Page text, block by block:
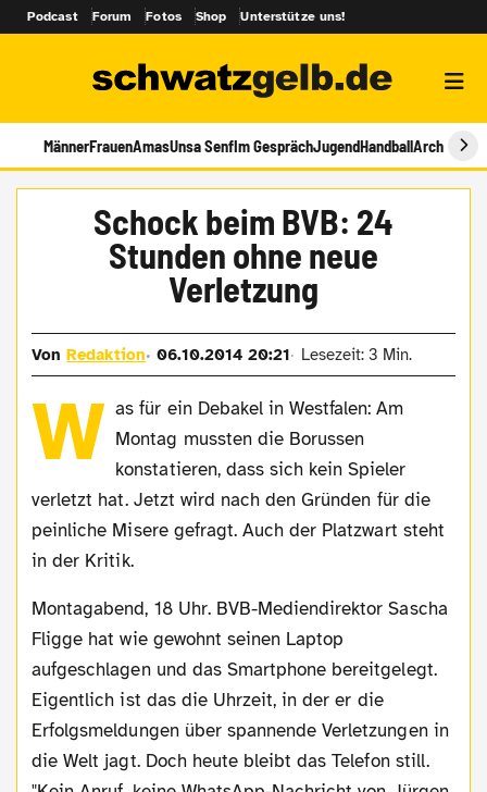
Podcast Forum Fotos Shop Unterstütze uns!
MännerFrauenAmasUnsa SenfIm GesprächJugendHandballArchiv
Schock beim BVB: 24
Stunden ohne neue
Verletzung
VonRedaktion 06.10.2014 20:21 Lesezeit: 3 Min.
W as für ein Debakel in Westfalen: Am
Montag mussten die Borussen
konstatieren, dass sich kein Spieler
verletzt hat. Jetzt wird nach den Gründen für die
peinliche Misere gefragt. Auch der Platzwart steht
in der Kritik.
Montagabend, 18 Uhr. BVB-Mediendirektor Sascha
Fligge hat wie gewohnt seinen Laptop
aufgeschlagen und das Smartphone bereitgelegt.
Eigentlich ist das die Uhrzeit, in der er die
Erfolgsmeldungen über spannende Verletzungen in
die Welt jagt. Doch heute bleibt das Telefon still.